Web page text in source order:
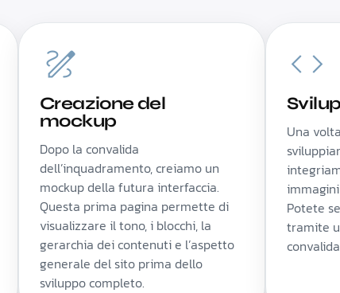
Creazione del
mockup
Dopo la convalida
dell’inquadramento, creiamo un
mockup della futura interfaccia.
Questa prima pagina permette di
visualizzare il tono, i blocchi, la
gerarchia dei contenuti e l’aspetto
generale del sito prima dello
sviluppo completo.
Una
Potete
tramite